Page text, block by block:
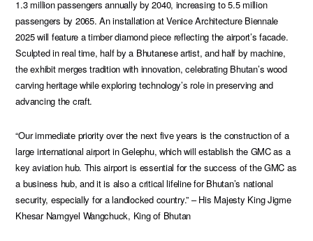
1.3 million passengers annually by 2040, increasing to 5.5 million
passengers by 2065. An installation at Venice Architecture Biennale
2025 will feature a timber diamond piece reflecting the airport’s facade.
Sculpted in real time, half by a Bhutanese artist, and half by machine,
the exhibit merges tradition with innovation, celebrating Bhutan’s wood
carving heritage while exploring technology’s role in preserving and
advancing the craft.
“Our immediate priority over the next five years is the construction of a
large international airport in Gelephu, which will establish the GMC as a
key aviation hub. This airport is essential for the success of the GMC as
a business hub, and it is also a critical lifeline for Bhutan’s national
security, especially for a landlocked country.” – His Majesty King Jigme
Khesar Namgyel Wangchuck, King of Bhutan